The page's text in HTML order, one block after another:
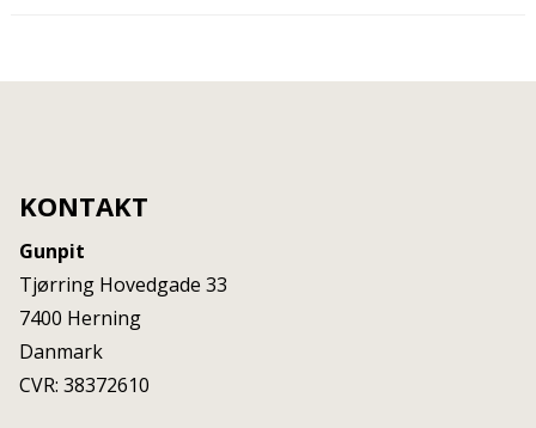
KONTAKT
Gunpit
Tjørring Hovedgade 33
7400 Herning
Danmark
CVR: 38372610